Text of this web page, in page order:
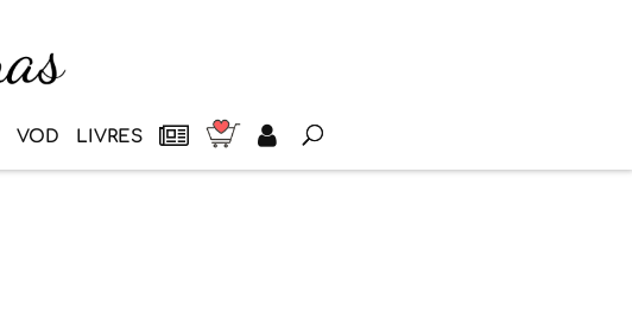
VOD LIVRES